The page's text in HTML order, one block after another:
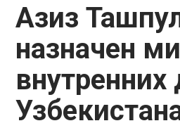
Азиз
назначен
внутренних